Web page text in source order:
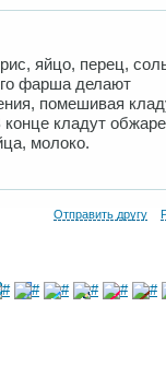
яйцо, перец,
фарша делают
помешивая
конце кладут
молоко.
Отправить другу